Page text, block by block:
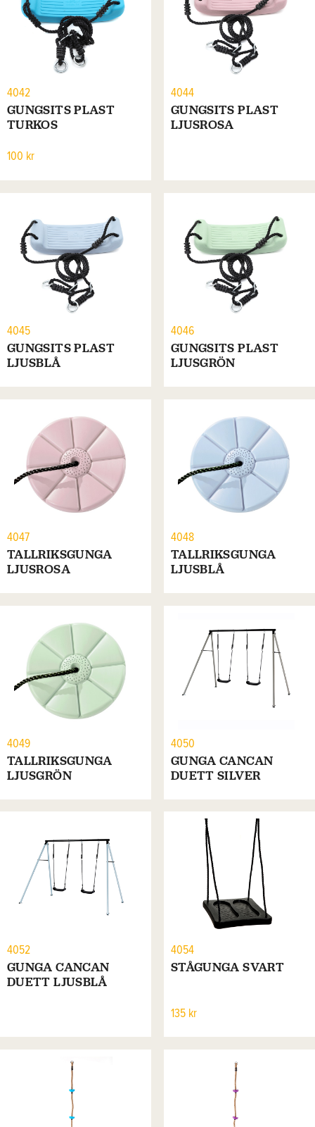
4042
GUNGSITS PLAST
TURKOS
100 kr
4044
GUNGSITS PLAST
LJUSROSA
4045
GUNGSITS PLAST
LJUSBLÅ
4046
GUNGSITS PLAST
LJUSGRÖN
4047
TALLRIKSGUNGA
LJUSROSA
4048
TALLRIKSGUNGA
LJUSBLÅ
4049
TALLRIKSGUNGA
LJUSGRÖN
4050
GUNGA CANCAN
DUETT SILVER
4052
GUNGA CANCAN
DUETT LJUSBLÅ
4054
STÅGUNGA SVART
135 kr